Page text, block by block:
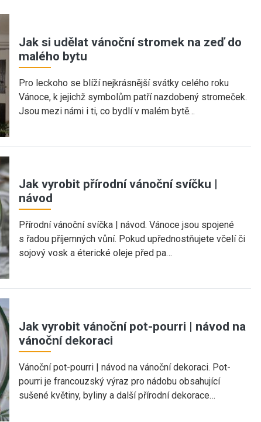
Jak si udělat vánoční stromek na zeď do
malého bytu
Pro leckoho se blíží nejkrásnější svátky celého roku
Vánoce, k jejichž symbolům patří nazdobený stromeček.
Jsou mezi námi i ti, co bydlí v malém bytě…
Jak vyrobit přírodní vánoční svíčku |
návod
Přírodní vánoční svíčka | návod. Vánoce jsou spojené
s řadou příjemných vůní. Pokud upřednostňujete včelí či
sojový vosk a éterické oleje před pa…
Jak vyrobit vánoční pot-pourri | návod na
vánoční dekoraci
Vánoční pot-pourri | návod na vánoční dekoraci. Pot-
pourri je francouzský výraz pro nádobu obsahující
sušené květiny, byliny a další přírodní dekorace…